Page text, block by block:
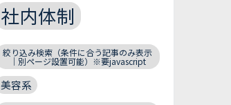
社内体制
絞り込み検索（条件に合う記事のみ表示
｜別ページ設置可能）※要javascript
美容系